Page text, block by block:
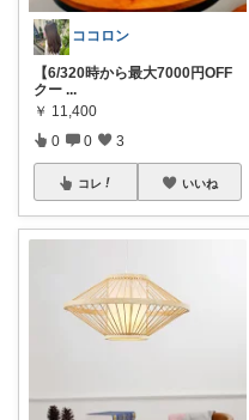
ココロン
【6/320時から最大7000円OFF
クー ...
￥ 11,400
0 0 3
コレ いいね